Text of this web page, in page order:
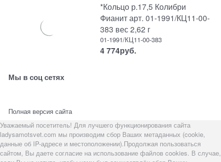
*Кольцо р.17,5 Колибри
Фианит арт. 01-1991/КЦ11-00-
383 вес 2,62 г
01-1991/КЦ11-00-383
4 774руб.
Мы в соц сетях
Полная версия сайта
Уважаемый посетитель! Для лучшего функционирования сайта
ladysamotsvet.com мы производим сбор Ваших метаданных (cookie,
данные об IP-адресе и местоположении).Продолжая пользоваться
сайтом, Вы даете согласие на использование файлов cookies. В случае,